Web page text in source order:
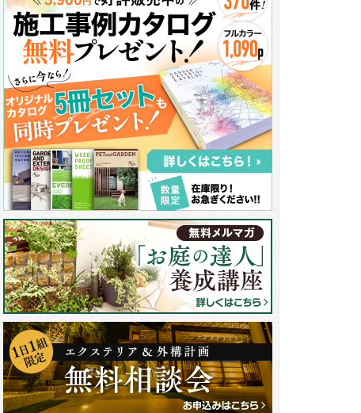
ツートンカラーのタイルのアプローチの上には、新しいお庭のシンボルでも
して立体感、奥行き感をプラス。